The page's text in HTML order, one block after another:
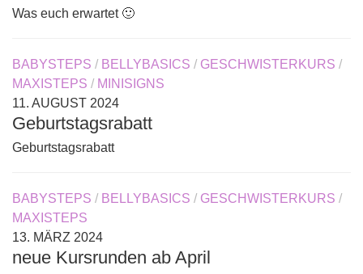
Was euch erwartet 🙂
BABYSTEPS / BELLYBASICS / GESCHWISTERKURS /
MAXISTEPS / MINISIGNS
11. AUGUST 2024
Geburtstagsrabatt
Geburtstagsrabatt
BABYSTEPS / BELLYBASICS / GESCHWISTERKURS /
MAXISTEPS
13. MÄRZ 2024
neue Kursrunden ab April